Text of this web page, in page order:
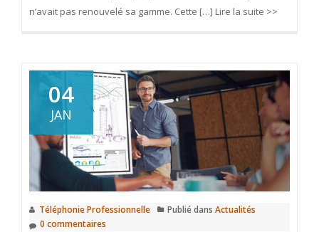
n’avait pas renouvelé sa gamme. Cette […] Lire la suite >>
04
JAN
Téléphonie Professionnelle Publié dans Actualités
0 commentaires